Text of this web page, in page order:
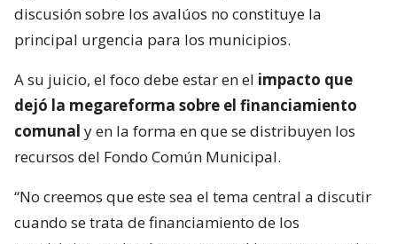
discusión sobre los avalúos no constituye la
principal urgencia para los municipios.
A su juicio, el foco debe estar en el impacto que
dejó la megareforma sobre el financiamiento
comunal y en la forma en que se distribuyen los
recursos del Fondo Común Municipal.
“No creemos que este sea el tema central a discutir
cuando se trata de financiamiento de los